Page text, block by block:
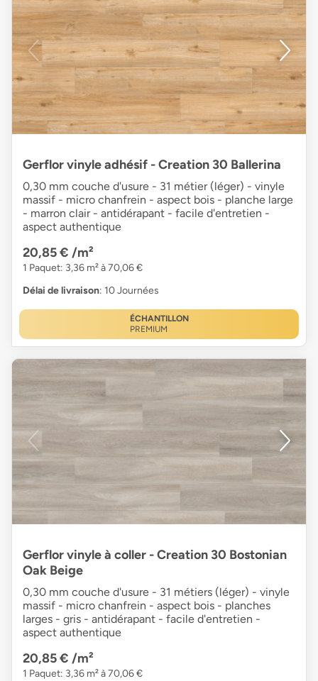
Gerflor vinyle adhésif - Creation 30 Ballerina
0,30 mm couche d'usure - 31 métier (léger) - vinyle
massif - micro chanfrein - aspect bois - planche large
- marron clair - antidérapant - facile d'entretien -
aspect authentique
20,85 € /m²
1 Paquet: 3,36 m² à 70,06 €
Délai de livraison: 10 Journées
ÉCHANTILLON
PREMIUM
Gerflor vinyle à coller - Creation 30 Bostonian
Oak Beige
0,30 mm couche d'usure - 31 métiers (léger) - vinyle
massif - micro chanfrein - aspect bois - planches
larges - gris - antidérapant - facile d'entretien -
aspect authentique
20,85 € /m²
1 Paquet: 3,36 m² à 70,06 €